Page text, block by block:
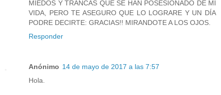
MIEDOS Y TRANCAS QUE SE HAN POSESIONADO DE MI
VIDA, PERO TE ASEGURO QUE LO LOGRARE Y UN DÍA
PODRE DECIRTE: GRACIAS!! MIRANDOTE A LOS OJOS.
Responder
Anónimo 14 de mayo de 2017 a las 7:57
Hola.